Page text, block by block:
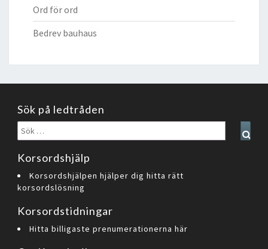
Ord för ord
Bedrev bauhaus
Sök på ledtråden
Sök
efter:
Korsordshjälp
Korsordshjälpen hjälper dig hitta rätt
korsordslösning
Korsordstidningar
Hitta billigaste prenumerationerna här